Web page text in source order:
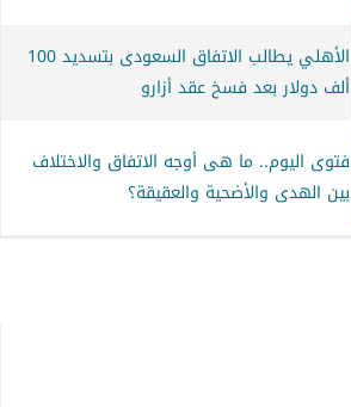
الأهلي يطالب الاتفاق السعودى بتسديد 100
ألف دولار بعد فسخ عقد أزارو
فتوى اليوم.. ما هى أوجه الاتفاق والاختلاف
بين الهدى والأضحية والعقيقة؟